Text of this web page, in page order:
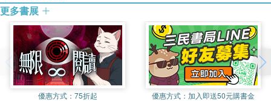
◎ 諷誦：
應以虔誠恭敬之心和懺悔心唸誦。或跪、或立、或坐皆可。口唸：
「恭請南無大願地藏王菩薩慈悲護持」三稱，持誦經文時，若頭暈
目眩、流眼淚、字體模糊、身體酸軟不適、心生疑惑、雜念紛至等
現象，應以最懺悔的心，祈求冤親債主原諒，並可祈請他們一齊來
誦經和禮佛懺悔，更要以最勇敢負責的心，來圓滿現前之因緣果
更多書展
優惠方式： 75折起 優惠方式： 加入即送50元購書金